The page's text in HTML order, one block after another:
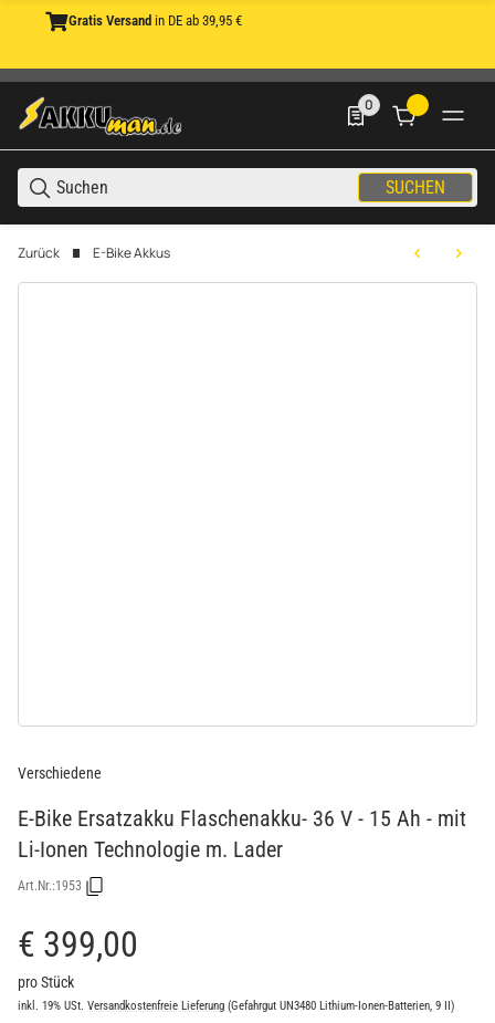
Gratis Versand in DE ab 39,95 €
SUCHEN
0
0 Produkte in der
Zurück E-Bike Akkus
Verschiedene
E-Bike Ersatzakku Flaschenakku- 36 V - 15 Ah - mit
Li-Ionen Technologie m. Lader
Art.Nr.:1953
€ 399,00
pro Stück
inkl. 19% USt. Versandkostenfreie Lieferung (Gefahrgut UN3480 Lithium-Ionen-Batterien, 9 II)